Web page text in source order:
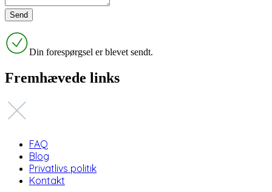
Din forespørgsel er blevet sendt.
Fremhævede links
FAQ
Blog
Privatlivs politik
Kontakt